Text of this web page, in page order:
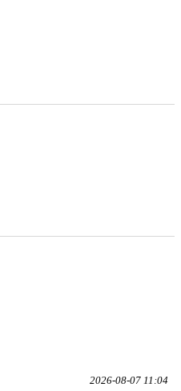
2026-08-07 11:04